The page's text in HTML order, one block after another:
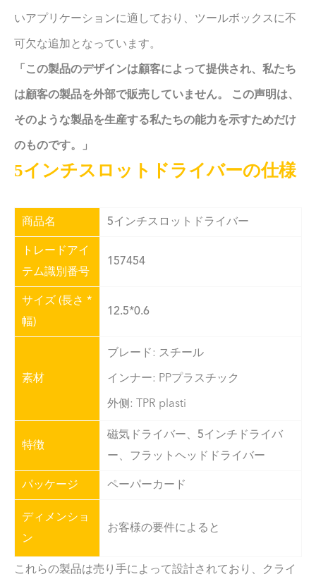
いアプリケーションに適しており、ツールボックスに不
可欠な追加となっています。
「この製品のデザインは顧客によって提供され、私たち
は顧客の製品を外部で販売していません。 この声明は、
そのような製品を生産する私たちの能力を示すためだけ
のものです。」
5インチスロットドライバーの仕様
商品名 5インチスロットドライバー
トレードアイ
テム識別番号
157454
サイズ (長さ *
幅)
12.5*0.6
素材
ブレード: スチール
インナー: PPプラスチック
外侧: TPR plasti
特徴
磁気ドライバー、5インチドライバ
ー、フラットヘッドドライバー
パッケージ ペーパーカード
ディメンショ
ン
お客様の要件によると
これらの製品は売り手によって設計されており、クライ